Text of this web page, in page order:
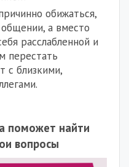
обижаться,
а вместо
расслабленной и
перестать
с близкими,
поможет найти
вопросы